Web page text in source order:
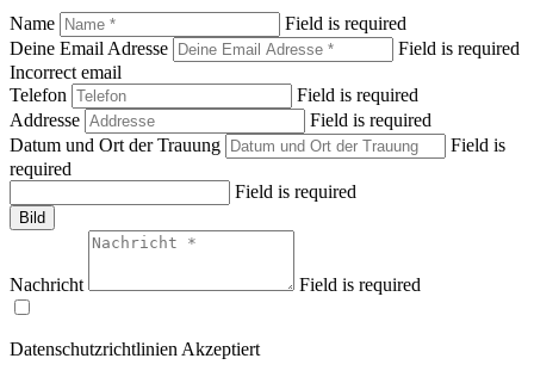
Name
Field is required
Deine Email Adresse
Field is required
Incorrect email
Telefon
Field is required
Addresse
Field is required
Datum und Ort der Trauung
Field is
required
Field is required
Bild
Nachricht Field is required
Datenschutzrichtlinien Akzeptiert